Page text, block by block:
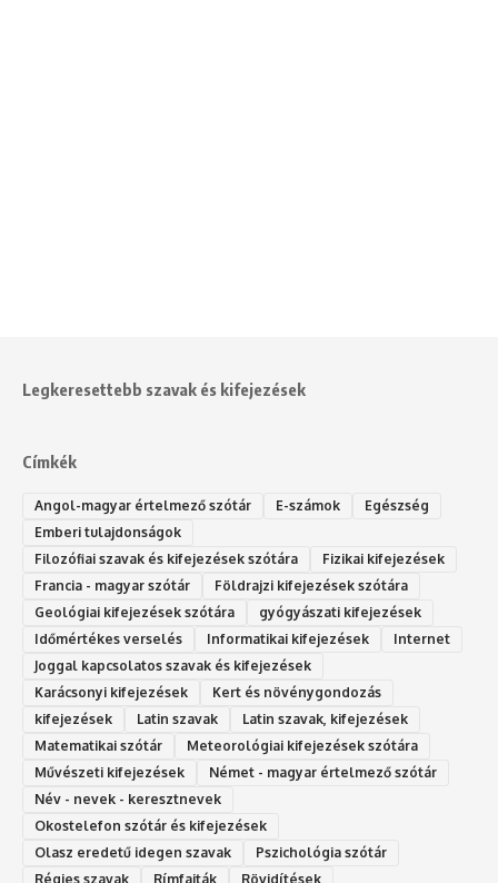
Legkeresettebb szavak és kifejezések
Címkék
Angol-magyar értelmező szótár E-számok
Egészség
Emberi tulajdonságok
Filozófiai szavak és kifejezések szótára
Fizikai kifejezések
Francia - magyar szótár
Földrajzi kifejezések szótára
Geológiai kifejezések szótára
gyógyászati kifejezések
Időmértékes verselés
Informatikai kifejezések
Internet
Joggal kapcsolatos szavak és kifejezések
Karácsonyi kifejezések
Kert és növénygondozás
kifejezések
Latin szavak
Latin szavak, kifejezések
Matematikai szótár
Meteorológiai kifejezések szótára
Művészeti kifejezések
Német - magyar értelmező szótár
Név - nevek - keresztnevek
Okostelefon szótár és kifejezések
Olasz eredetű idegen szavak
Ps‮gólohciz‬ia s‮átóz‬r
Régies szavak
Rímfajták Rövidítések